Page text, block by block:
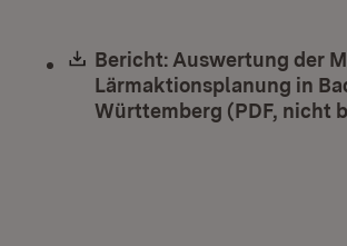
Download:
Bericht: Auswertung der
Lärmaktionsplanung in
Württemberg (PDF, nicht